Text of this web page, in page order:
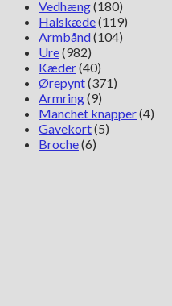
Vedhæng(180)
Halskæde(119)
Armbånd(104)
Ure(982)
Kæder(40)
Ørepynt(371)
Armring(9)
Manchet knapper(4)
Gavekort(5)
Broche(6)